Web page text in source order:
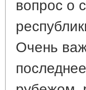
Очень